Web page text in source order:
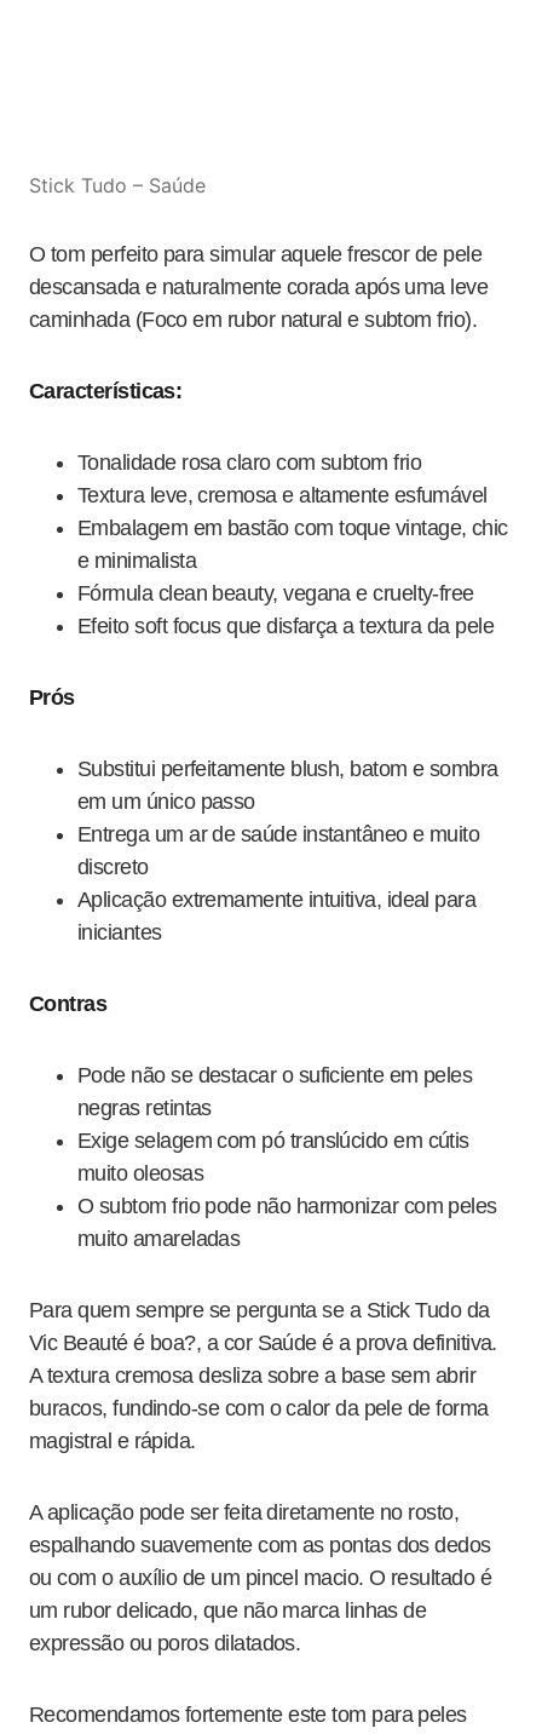
Stick Tudo – Saúde
O tom perfeito para simular aquele frescor de pele
descansada e naturalmente corada após uma leve
caminhada (Foco em rubor natural e subtom frio).
Características:
Tonalidade rosa claro com subtom frio
Textura leve, cremosa e altamente esfumável
Embalagem em bastão com toque vintage, chic
e minimalista
Fórmula clean beauty, vegana e cruelty-free
Efeito soft focus que disfarça a textura da pele
Prós
Substitui perfeitamente blush, batom e sombra
em um único passo
Entrega um ar de saúde instantâneo e muito
discreto
Aplicação extremamente intuitiva, ideal para
iniciantes
Contras
Pode não se destacar o suficiente em peles
negras retintas
Exige selagem com pó translúcido em cútis
muito oleosas
O subtom frio pode não harmonizar com peles
muito amareladas
Para quem sempre se pergunta se a Stick Tudo da
Vic Beauté é boa?, a cor Saúde é a prova definitiva.
A textura cremosa desliza sobre a base sem abrir
buracos, fundindo-se com o calor da pele de forma
magistral e rápida.
A aplicação pode ser feita diretamente no rosto,
espalhando suavemente com as pontas dos dedos
ou com o auxílio de um pincel macio. O resultado é
um rubor delicado, que não marca linhas de
expressão ou poros dilatados.
Recomendamos fortemente este tom para peles